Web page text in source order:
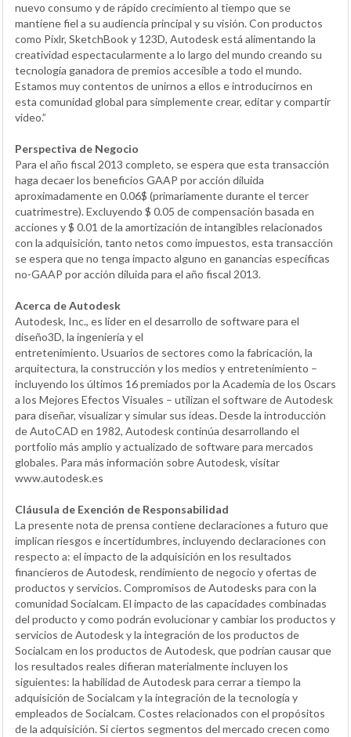
nuevo consumo y de rápido crecimiento al tiempo que se
mantiene fiel a su audiencia principal y su visión. Con productos
como Pixlr, SketchBook y 123D, Autodesk está alimentando la
creatividad espectacularmente a lo largo del mundo creando su
tecnología ganadora de premios accesible a todo el mundo.
Estamos muy contentos de unirnos a ellos e introducirnos en
esta comunidad global para simplemente crear, editar y compartir
video.”
Perspectiva de Negocio
Para el año fiscal 2013 completo, se espera que esta transacción
haga decaer los beneficios GAAP por acción diluida
aproximadamente en 0.06$ (primariamente durante el tercer
cuatrimestre). Excluyendo $ 0.05 de compensación basada en
acciones y $ 0.01 de la amortización de intangibles relacionados
con la adquisición, tanto netos como impuestos, esta transacción
se espera que no tenga impacto alguno en ganancias específicas
no-GAAP por acción diluida para el año fiscal 2013.
Acerca de Autodesk
Autodesk, Inc., es líder en el desarrollo de software para el
diseño3D, la ingeniería y el
entretenimiento. Usuarios de sectores como la fabricación, la
arquitectura, la construcción y los medios y entretenimiento –
incluyendo los últimos 16 premiados por la Academia de los 0scars
a los Mejores Efectos Visuales – utilizan el software de Autodesk
para diseñar, visualizar y simular sus ideas. Desde la introducción
de AutoCAD en 1982, Autodesk continúa desarrollando el
portfolio más amplio y actualizado de software para mercados
globales. Para más información sobre Autodesk, visitar
www.autodesk.es
Cláusula de Exención de Responsabilidad
La presente nota de prensa contiene declaraciones a futuro que
implican riesgos e incertidumbres, incluyendo declaraciones con
respecto a: el impacto de la adquisición en los resultados
financieros de Autodesk, rendimiento de negocio y ofertas de
productos y servicios. Compromisos de Autodesks para con la
comunidad Socialcam. El impacto de las capacidades combinadas
del producto y como podrán evolucionar y cambiar los productos y
servicios de Autodesk y la integración de los productos de
Socialcam en los productos de Autodesk, que podrían causar que
los resultados reales difieran materialmente incluyen los
siguientes: la habilidad de Autodesk para cerrar a tiempo la
adquisición de Socialcam y la integración de la tecnología y
empleados de Socialcam. Costes relacionados con el propósitos
de la adquisición. Si ciertos segmentos del mercado crecen como